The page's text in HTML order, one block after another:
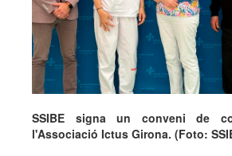
SSIBE signa un conveni de
l'Associació Ictus Girona. (Foto: